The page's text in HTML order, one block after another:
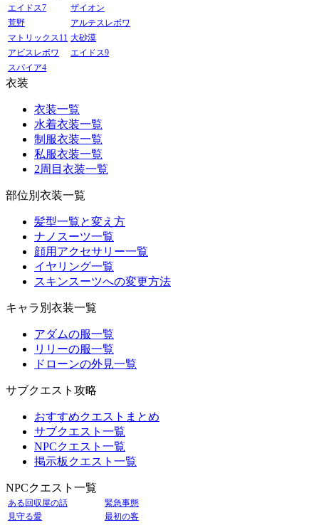
エイドス7
ザイオン
荒野
アルテスレボワ
マトリックス11 大砂漠
アビスレボワ
エイドス9
スパイア4
衣装
衣装一覧
水着衣装一覧
制服衣装一覧
私服衣装一覧
2周目衣装一覧
部位別衣装一覧
髪型一覧と変え方
ナノスーツ一覧
顔用アクセサリー一覧
イヤリング一覧
スキンスーツへの変更方法
キャラ別衣装一覧
アダムの服一覧
リリーの服一覧
ドローンの外見一覧
サブクエスト攻略
おすすめクエストまとめ
サブクエスト一覧
NPCクエスト一覧
掲示板クエスト一覧
NPCクエスト一覧
ある回収屋の話
緊急事態
見守る愛
最初の客